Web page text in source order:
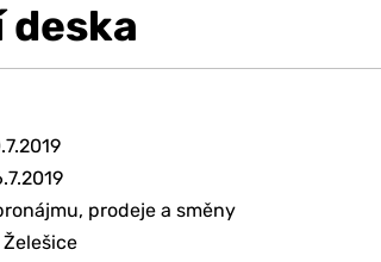
deska
prodeje a směny